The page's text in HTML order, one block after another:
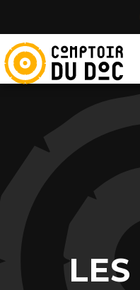
LES
Cookies management